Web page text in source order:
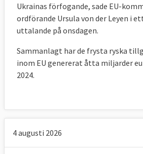
Ukrainas förfogande, sade EU-
ordförande Ursula von der Leyen i
uttalande på onsdagen.
Sammanlagt har de frysta ryska
inom EU genererat åtta miljarder
2024.
4 augusti 2026